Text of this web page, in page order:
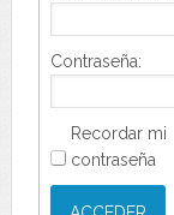
Contraseña:
Recordar mi
contraseña